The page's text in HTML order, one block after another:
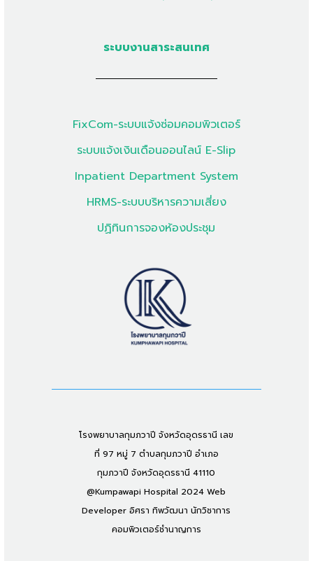
ระบบงานสาระสนเทศ
FixCom-ระบบแจ้งซ่อมคอมพิวเตอร์
ระบบแจ้งเงินเดือนออนไลน์ E-Slip
Inpatient Department System
HRMS-ระบบบริหารความเสี่ยง
ปฏิทินการจองห้องประชุม
โรงพยาบาลกุมภวาปี จังหวัดอุดรธานี เลข
ที่ 97 หมู่ 7 ตำบลกุมภวาปี อำเภอ
กุมภวาปี จังหวัดอุดรธานี 41110
@Kumpawapi Hospital 2024 Web
Developer อิศรา ทิพวัฒนา นักวิชาการ
คอมพิวเตอร์ชำนาญการ